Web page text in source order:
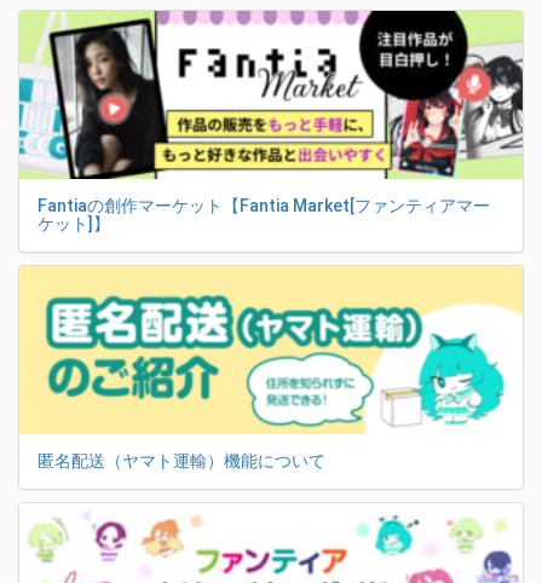
Fantiaの創作マーケット【Fantia Market[ファンティアマー
ケット]】
匿名配送（ヤマト運輸）機能について